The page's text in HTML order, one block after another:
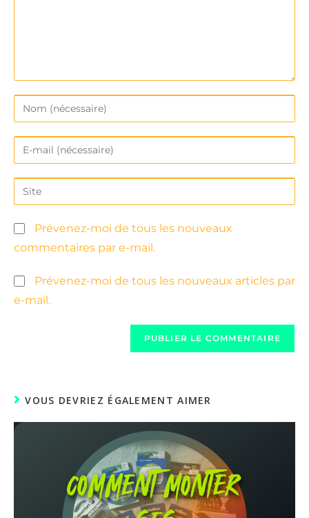
Prévenez-moi de tous les nouveaux
commentaires par e-mail.
Prévenez-moi de tous les nouveaux articles par
e-mail.
VOUS DEVRIEZ ÉGALEMENT AIMER